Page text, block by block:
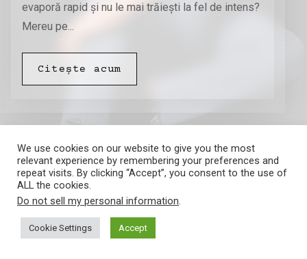
evaporă rapid și nu le mai trăiești la fel de intens?
Mereu pe...
Citește acum
Amalia Barna
We use cookies on our website to give you the most
relevant experience by remembering your preferences and
repeat visits. By clicking “Accept”, you consent to the use of
ALL the cookies.
Do not sell my personal information.
Cookie Settings Accept